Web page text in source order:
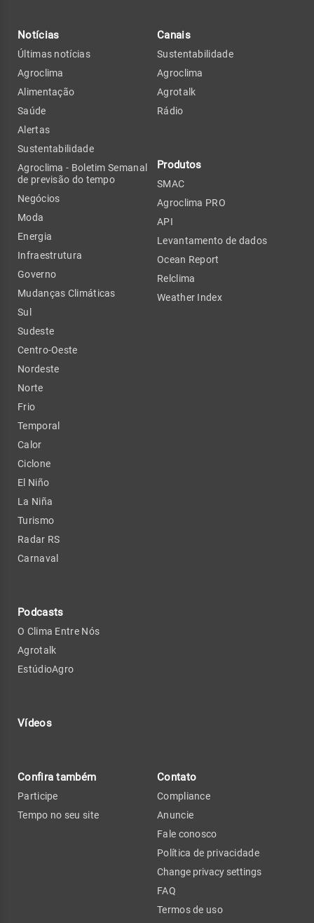
Notícias
Últimas notícias
Agroclima
Alimentação
Saúde
Alertas
Sustentabilidade
Agroclima - Boletim Semanal
de previsão do tempo
Negócios
Moda
Energia
Infraestrutura
Governo
Mudanças Climáticas
Sul
Sudeste
Centro-Oeste
Nordeste
Norte
Frio
Temporal
Calor
Ciclone
El Niño
La Niña
Turismo
Radar RS
Carnaval
Podcasts
O Clima Entre Nós
Agrotalk
EstúdioAgro
Vídeos
Canais
Sustentabilidade
Agroclima
Agrotalk
Rádio
Produtos
SMAC
Agroclima PRO
API
Levantamento de dados
Ocean Report
Relclima
Weather Index
Confira também
Participe
Tempo no seu site
Contato
Compliance
Anuncie
Fale conosco
Política de privacidade
Change privacy settings
FAQ
Termos de uso